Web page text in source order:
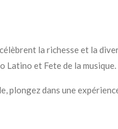
la richesse et la
Latino et Fete de la musique.
plongez dans une